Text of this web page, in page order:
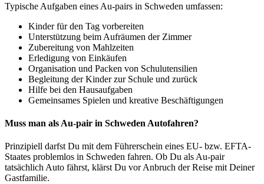
Typische Aufgaben eines Au-pairs in Schweden umfassen:
Kinder für den Tag vorbereiten
Unterstützung beim Aufräumen der Zimmer
Zubereitung von Mahlzeiten
Erledigung von Einkäufen
Organisation und Packen von Schulutensilien
Begleitung der Kinder zur Schule und zurück
Hilfe bei den Hausaufgaben
Gemeinsames Spielen und kreative Beschäftigungen
Muss man als Au-pair in Schweden Autofahren?
Prinzipiell darfst Du mit dem Führerschein eines EU- bzw. EFTA-
Staates problemlos in Schweden fahren. Ob Du als Au-pair
tatsächlich Auto fährst, klärst Du vor Anbruch der Reise mit Deiner
Gastfamilie.